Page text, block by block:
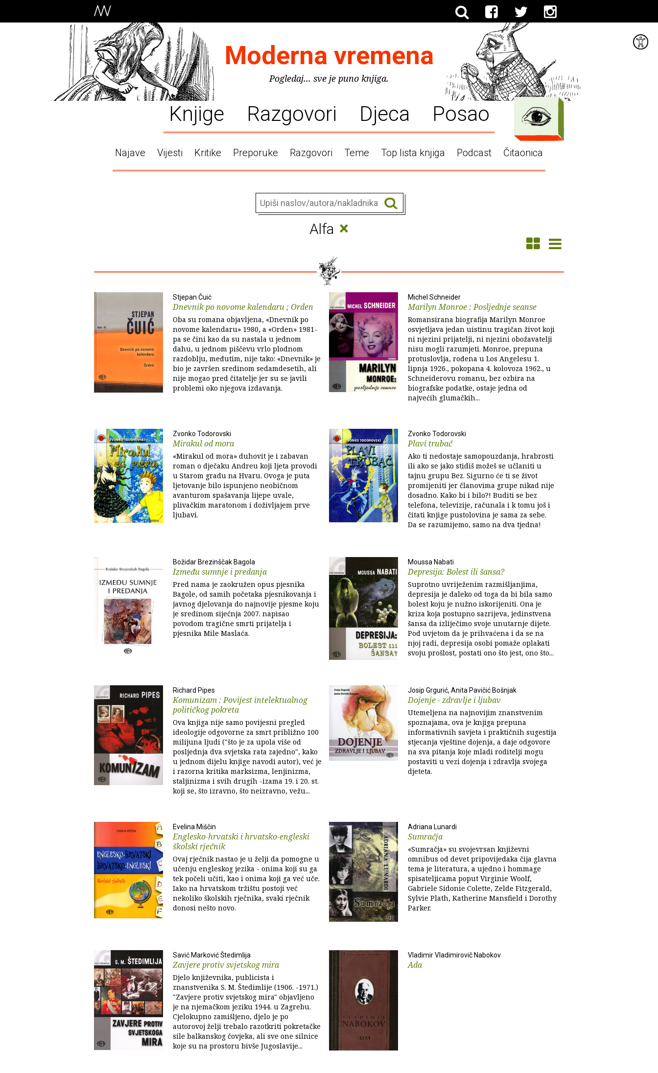
Moderna vremena
Pogledaj... sve je puno knjiga.
Knjige Razgovori Djeca Posao
Najave Vijesti Kritike Preporuke Razgovori Teme Top lista knjiga Podcast Čitaonica
Alfa ×
Stjepan Čuić
Dnevnik po novome kalendaru ; Orden
Oba su romana objavljena, «Dnevnik po
novome kalendaru» 1980, a «Orden» 1981-
pa se čini kao da su nastala u jednom
dahu, u jednom piščevu vrlo plodnom
razdoblju, međutim, nije tako: «Dnevnik» je
bio je završen sredinom sedamdesetih, ali
nije mogao pred čitatelje jer su se javili
problemi oko njegova izdavanja.
Michel Schneider
Marilyn Monroe : Posljednje seanse
Romansirana biografija Marilyn Monroe
osvjetljava jedan uistinu tragičan život koji
ni njezini prijatelji, ni njezini obožavatelji
nisu mogli razumjeti. Monroe, prepuna
protuslovlja, rođena u Los Angelesu 1.
lipnja 1926., pokopana 4. kolovoza 1962., u
Schneiderovu romanu, bez ozbira na
biografske podatke, ostaje jedna od
najvećih glumačkih...
Zvonko Todorovski
Mirakul od mora
«Mirakul od mora» duhovit je i zabavan
roman o dječaku Andreu koji ljeta provodi
u Starom gradu na Hvaru. Ovoga je puta
ljetovanje bilo ispunjeno neobičnom
avanturom spašavanja lijepe uvale,
plivačkim maratonom i doživljajem prve
ljubavi.
Zvonko Todorovski
Plavi trubač
Ako ti nedostaje samopouzdanja, hrabrosti
ili ako se jako stidiš možeš se učlaniti u
tajnu grupu Bez. Sigurno će ti se život
promijeniti jer članovima grupe nikad nije
dosadno. Kako bi i bilo?! Buditi se bez
telefona, televizije, računala i k tomu još i
čitati knjige pustolovina je sama za sebe.
Da se razumijemo, samo na dva tjedna!
Božidar Brezinščak Bagola
Između sumnje i predanja
Pred nama je zaokružen opus pjesnika
Bagole, od samih početaka pjesnikovanja i
javnog djelovanja do najnovije pjesme koju
je sredinom sijećnja 2007. napisao
povodom tragične smrti prijatelja i
pjesnika Mile Maslaća.
Moussa Nabati
Depresija: Bolest ili šansa?
Suprotno uvriježenim razmišljanjima,
depresija je daleko od toga da bi bila samo
bolest koju je nužno iskorijeniti. Ona je
kriza koja postupno sazrijeva, jedinstvena
šansa da izliječimo svoje unutarnje dijete.
Pod uvjetom da je prihvaćena i da se na
njoj radi, depresija osobi pomaže oplakati
svoju prošlost, postati ono što jest, ono što...
Richard Pipes
Komunizam : Povijest intelektualnog
političkog pokreta
Ova knjiga nije samo povijesni pregled
ideologije odgovorne za smrt približno 100
milijuna ljudi ("što je za upola više od
posljednja dva svjetska rata zajedno", kako
u jednom dijelu knjige navodi autor), već je
i razorna kritika marksizma, lenjinizma,
staljinizma i svih drugih -izama 19. i 20. st.
koji se, što izravno, što neizravno, vežu...
Josip Grgurić, Anita Pavičić Bošnjak
Dojenje - zdravlje i ljubav
Utemeljena na najnovijim znanstvenim
spoznajama, ova je knjiga prepuna
informativnih savjeta i praktičnih sugestija
stjecanja vještine dojenja, a daje odgovore
na sva pitanja koje mladi roditelji mogu
postaviti u vezi dojenja i zdravlja svojega
djeteta.
Evelina Miščin
Englesko-hrvatski i hrvatsko-engleski
školski rječnik
Ovaj rječnik nastao je u želji da pomogne u
učenju engleskog jezika - onima koji su ga
tek počeli učiti, kao i onima koji ga već uče.
Iako na hrvatskom tržištu postoji već
nekoliko školskih rječnika, svaki rječnik
donosi nešto novo.
Adriana Lunardi
Sumračja
«Sumračja» su svojevrsan književni
omnibus od devet pripovijedaka čija glavna
tema je literatura, a ujedno i hommage
spisateljicama poput Virginie Woolf,
Gabriele Sidonie Colette, Zelde Fitzgerald,
Sylvie Plath, Katherine Mansfield i Dorothy
Parker.
Savić Marković Štedimlija
Zavjere protiv svjetskog mira
Djelo književnika, publicista i
znanstvenika S. M. Štedimlije (1906. -1971.)
"Zavjere protiv svjetskog mira" objavljeno
je na njemačkom jeziku 1944. u Zagrebu.
Cjelokupno zamišljeno, djelo je po
autorovoj želji trebalo razotkriti pokretačke
sile balkanskog čovjeka, ali sve one silnice
koje su na prostoru bivše Jugoslavije...
Vladimir Vladimirovič Nabokov
Ada